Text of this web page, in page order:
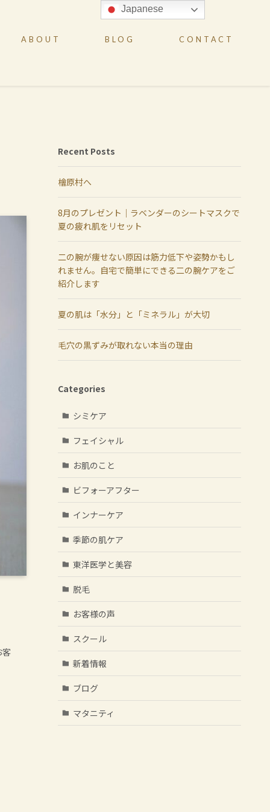
ABOUT BLOG CONTACT
客
Recent Posts
檜原村へ
8月のプレゼント｜ラベンダーのシートマスクで
夏の疲れ肌をリセット
二の腕が痩せない原因は筋力低下や姿勢かもし
れません。自宅で簡単にできる二の腕ケアをご
紹介します
夏の肌は「水分」と「ミネラル」が大切
毛穴の黒ずみが取れない本当の理由
Categories
シミケア
フェイシャル
お肌のこと
ビフォーアフター
インナーケア
季節の肌ケア
東洋医学と美容
脱毛
お客様の声
スクール
新着情報
ブログ
マタニティ
Japanese